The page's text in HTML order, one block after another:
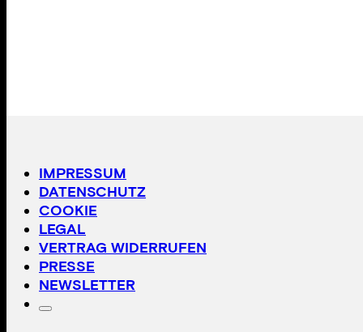
IMPRESSUM
DATENSCHUTZ
COOKIE
LEGAL
VERTRAG WIDERRUFEN
PRESSE
NEWSLETTER